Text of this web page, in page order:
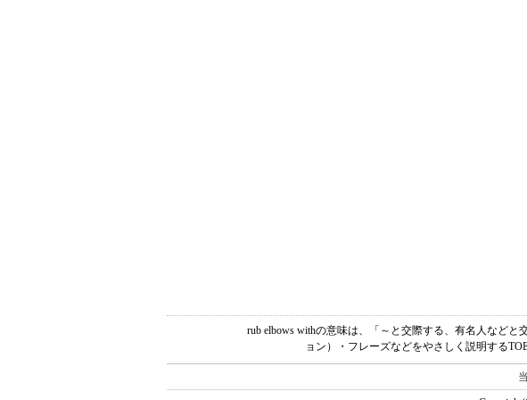
rub elbows withの意味は、「～と交際する、有名人など
ョン）・フレーズなどをやさしく説明する